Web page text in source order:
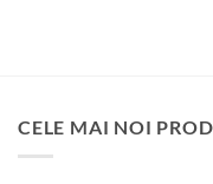
CELE MAI NOI